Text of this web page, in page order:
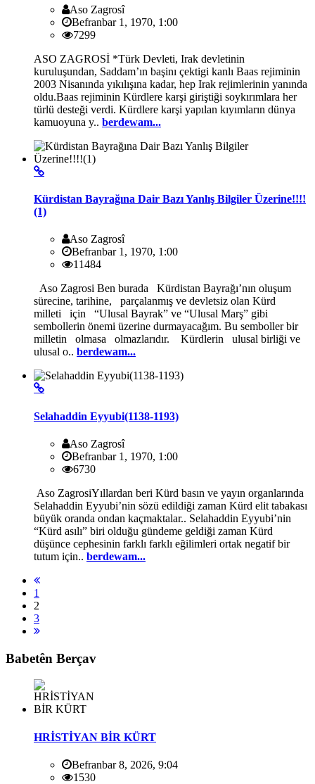
Aso Zagrosî
Befranbar 1, 1970, 1:00
7299
ASO ZAGROSİ *Türk Devleti, Irak devletinin
kuruluşundan, Saddam’ın başinı çektigi kanlı Baas rejiminin
2003 Nisanında yıkılışına kadar, hep Irak rejimlerinin yanında
oldu.Baas rejiminin Kürdlere karşi giriştiği soykırımlara her
türlü desteği verdi. Kürdlere karşi yapılan kıyımların dünya
kamuoyuna y.. berdewam...
Kürdistan Bayrağına Dair Bazı Yanlış Bilgiler Üzerine!!!!
(1)
Aso Zagrosî
Befranbar 1, 1970, 1:00
11484
Aso Zagrosi Ben burada Kürdistan Bayrağı’nın oluşum
sürecine, tarihine, parçalanmış ve devletsiz olan Kürd
milleti için “Ulusal Bayrak” ve “Ulusal Marş” gibi
sembollerin önemi üzerine durmayacağım. Bu semboller bir
milletin olmasa olmazlarıdır. Kürdlerin ulusal birliği ve
ulusal o.. berdewam...
Selahaddin Eyyubi(1138-1193)
Aso Zagrosî
Befranbar 1, 1970, 1:00
6730
Aso ZagrosiYıllardan beri Kürd basın ve yayın organlarında
Selahaddin Eyyubi’nin sözü edildiği zaman Kürd elit tabakası
büyük oranda ondan kaçmaktalar.. Selahaddin Eyyubi’nin
“Kürd asılı” biri olduğu gündeme geldiği zaman Kürd
düşünce cephesinin farklı farklı eğilimleri ortak negatif bir
tutum için.. berdewam...
1
2
3
Babetên Berçav
HRİSTİYAN BİR KÜRT
Befranbar 8, 2026, 9:04
1530